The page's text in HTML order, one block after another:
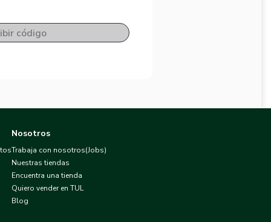
código
Nosotros
Trabaja con nosotros(Jobs)
Nuestras tiendas
Encuentra una tienda
Quiero vender en TUL
Blog